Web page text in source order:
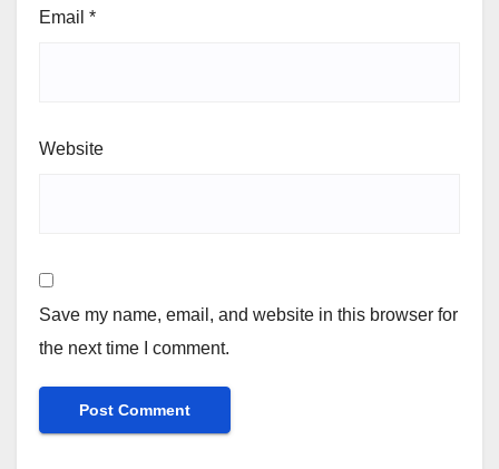
Email *
Website
Save my name, email, and website in this browser for
the next time I comment.